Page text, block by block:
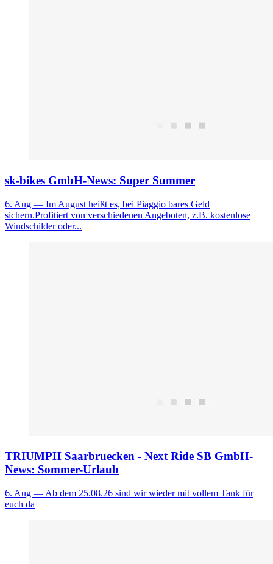
sk-bikes GmbH-News: Super Summer
6. Aug — Im August heißt es, bei Piaggio bares Geld
sichern.Profitiert von verschiedenen Angeboten, z.B. kostenlose
Windschilder oder...
TRIUMPH Saarbruecken - Next Ride SB GmbH-
News: Sommer-Urlaub
6. Aug — Ab dem 25.08.26 sind wir wieder mit vollem Tank für
euch da